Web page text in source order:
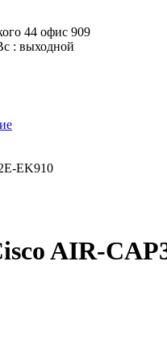
44 офис 909
: выходной
EK910
AIR-